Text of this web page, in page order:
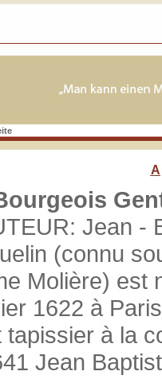
A
Jean -
(connu
Molière) est
1622 à
tapissier à la
Jean